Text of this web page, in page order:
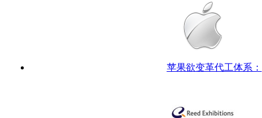
苹果欲变革代工体系：